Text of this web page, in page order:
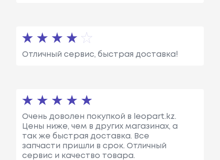
Отличный сервис, быстрая доставка!
Очень доволен покупкой в leopart.kz.
Цены ниже, чем в других магазинах, а
так же быстрая доставка. Все
запчасти пришли в срок. Отличный
сервис и качество товара.